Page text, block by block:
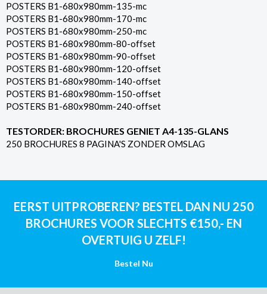
POSTERS B1-680x980mm-135-mc
POSTERS B1-680x980mm-170-mc
POSTERS B1-680x980mm-250-mc
POSTERS B1-680x980mm-80-offset
POSTERS B1-680x980mm-90-offset
POSTERS B1-680x980mm-120-offset
POSTERS B1-680x980mm-140-offset
POSTERS B1-680x980mm-150-offset
POSTERS B1-680x980mm-240-offset
TESTORDER: BROCHURES GENIET A4-135-GLANS
250 BROCHURES 8 PAGINA'S ZONDER OMSLAG
EERST UITPROBEREN? BESTEL DAN NU 250
BROCHURES VOOR SLECHTS €150,- EN
OVERTUIG U ZELF!
Bestel Nu